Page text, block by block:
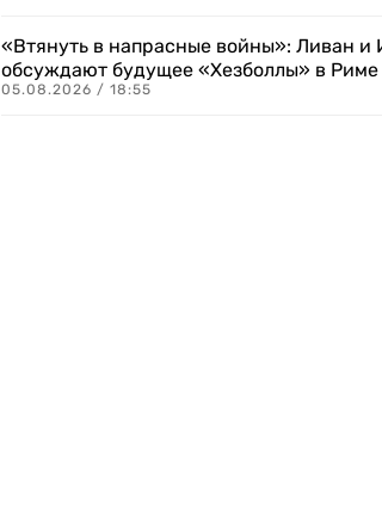
«Втянуть в напрасные войны»: Ливан и
обсуждают будущее «Хезболлы» в Риме
05.08.2026 / 18:55